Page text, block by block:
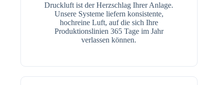
Druckluft ist der Herzschlag Ihrer Anlage.
Unsere Systeme liefern konsistente,
hochreine Luft, auf die sich Ihre
Produktionslinien 365 Tage im Jahr
verlassen können.